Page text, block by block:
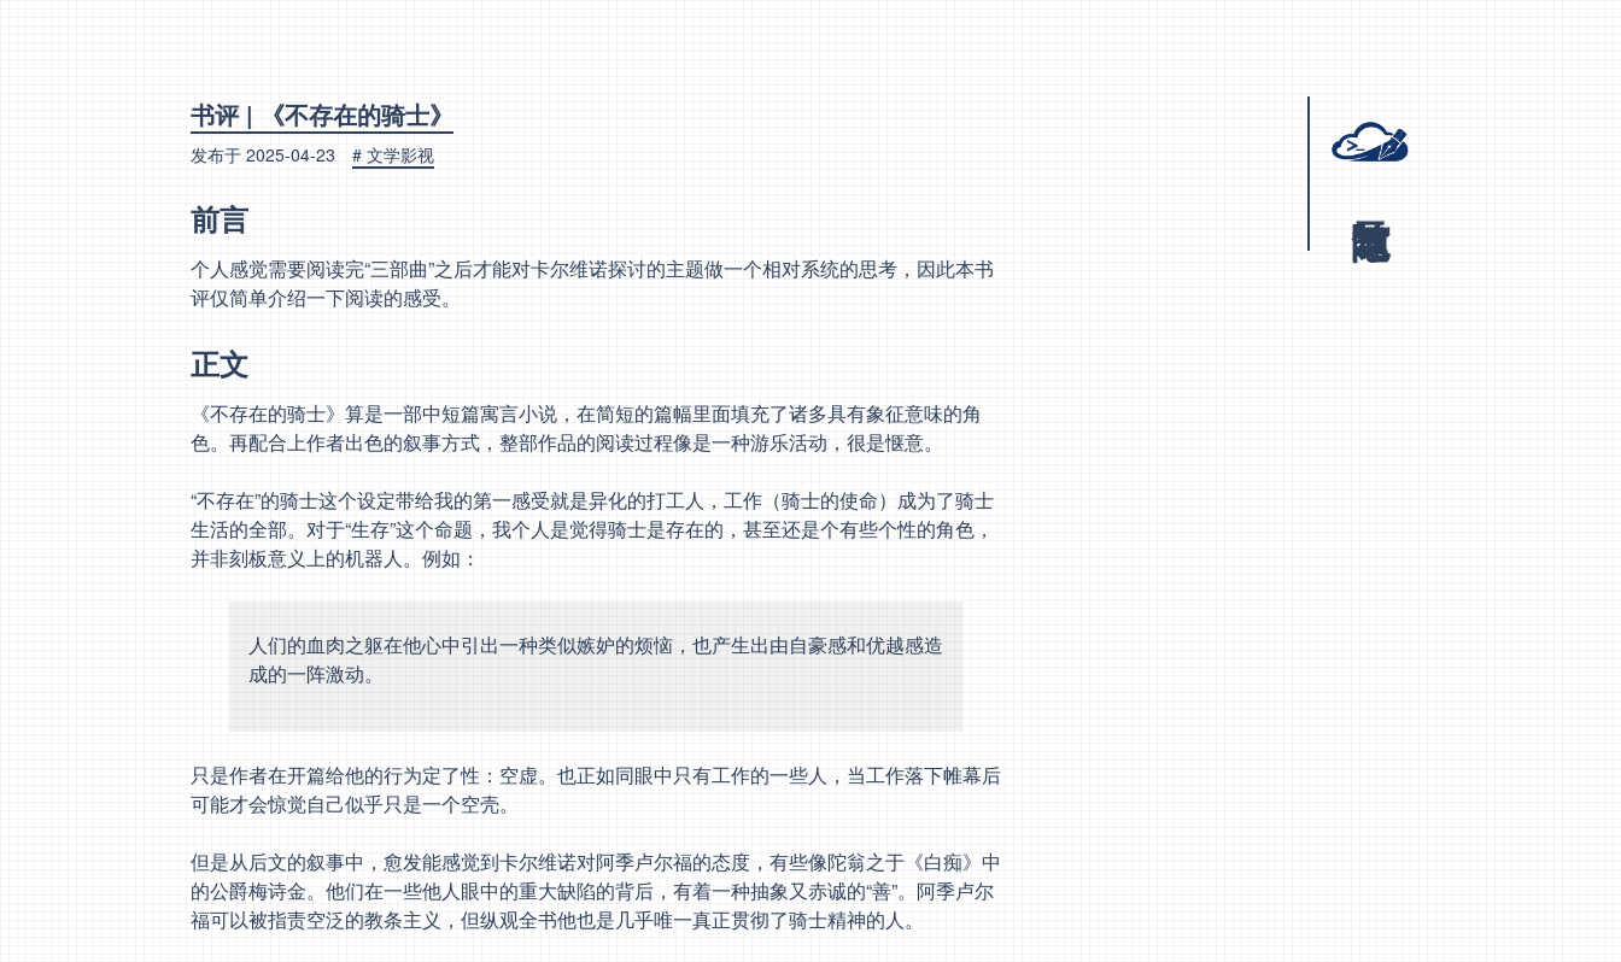
书评 | 《不存在的骑士》
发布于 2025-04-23 # 文学影视
前言
个人感觉需要阅读完“三部曲”之后才能对卡尔维诺探讨的主题做一个相对系统的思考，因此本书
评仅简单介绍一下阅读的感受。
正文
《不存在的骑士》算是一部中短篇寓言小说，在简短的篇幅里面填充了诸多具有象征意味的角
色。再配合上作者出色的叙事方式，整部作品的阅读过程像是一种游乐活动，很是惬意。
“不存在”的骑士这个设定带给我的第一感受就是异化的打工人，工作（骑士的使命）成为了骑士
生活的全部。对于“生存”这个命题，我个人是觉得骑士是存在的，甚至还是个有些个性的角色，
并非刻板意义上的机器人。例如：
人们的血肉之躯在他心中引出一种类似嫉妒的烦恼，也产生出由自豪感和优越感造
成的一阵激动。
只是作者在开篇给他的行为定了性：空虚。也正如同眼中只有工作的一些人，当工作落下帷幕后
可能才会惊觉自己似乎只是一个空壳。
但是从后文的叙事中，愈发能感觉到卡尔维诺对阿季卢尔福的态度，有些像陀翁之于《白痴》中
的公爵梅诗金。他们在一些他人眼中的重大缺陷的背后，有着一种抽象又赤诚的“善”。阿季卢尔
福可以被指责空泛的教条主义，但纵观全书他也是几乎唯一真正贯彻了骑士精神的人。